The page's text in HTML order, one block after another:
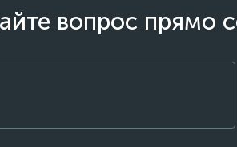
вопрос прямо